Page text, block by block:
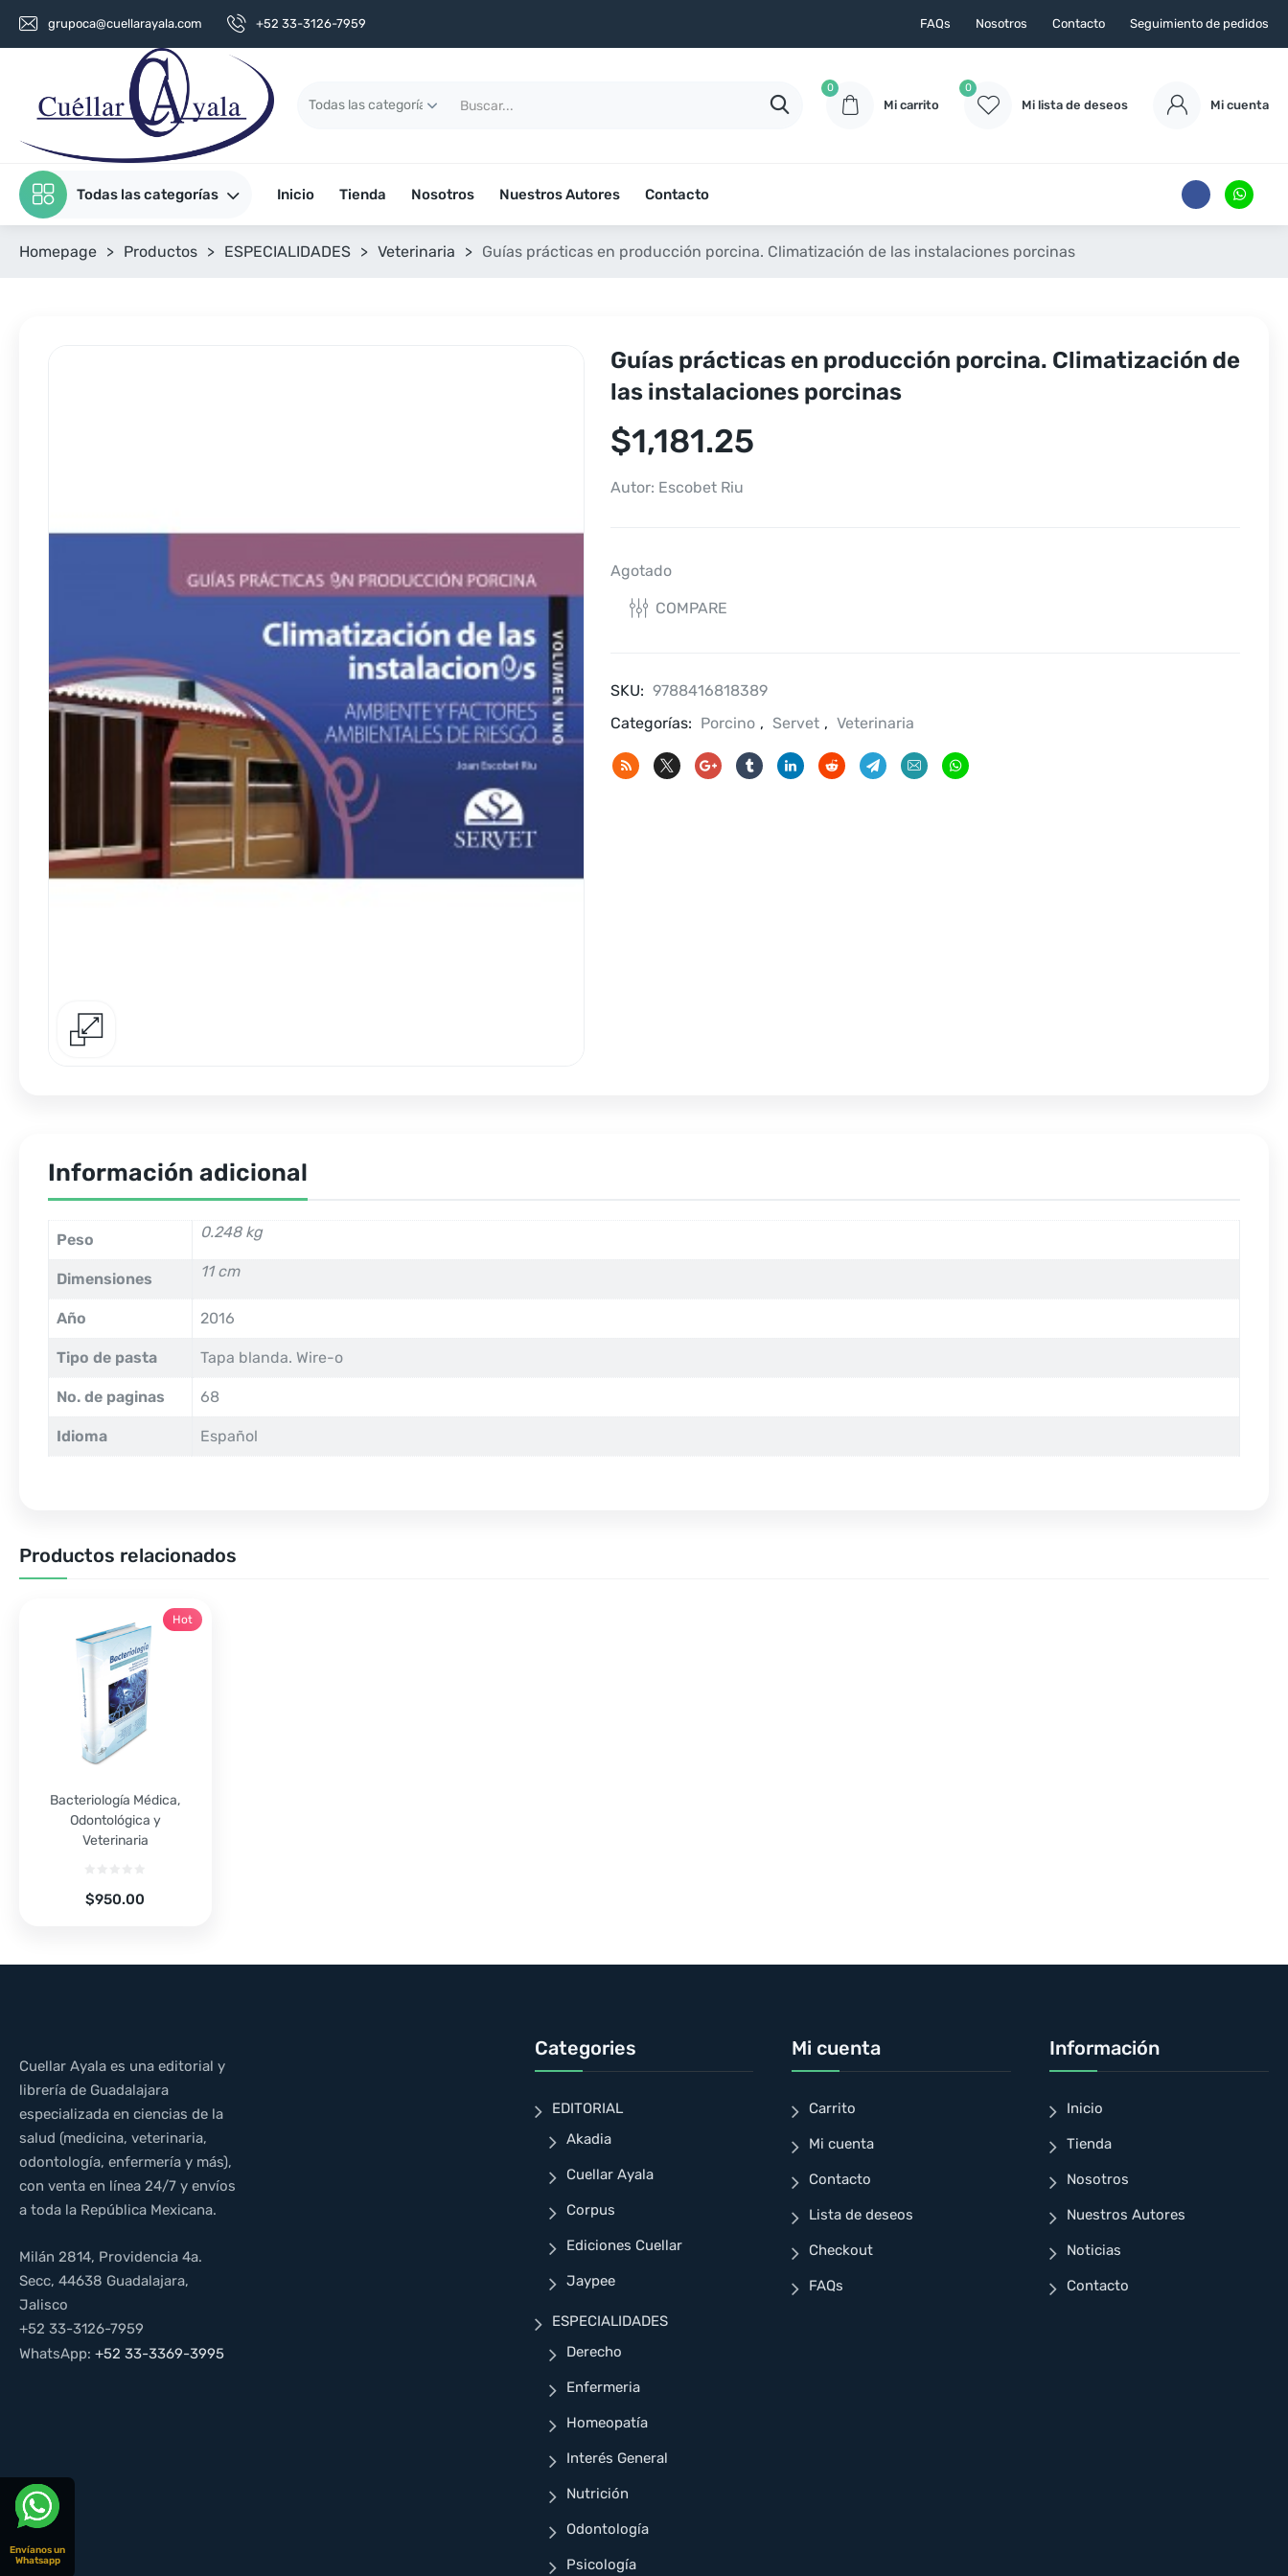
grupoca@cuellarayala.com +52 33-3126-7959 FAQs Nosotros Contacto Seguimiento de pedidos
0
Mi carrito
0
Mi lista de deseos Mi cuenta
Todas las categorías Inicio Tienda Nosotros Nuestros Autores Contacto
Homepage > Productos > ESPECIALIDADES > Veterinaria > Guías prácticas en producción porcina. Climatización de las instalaciones porcinas
Guías prácticas en producción porcina. Climatización de
las instalaciones porcinas
$1,181.25
Autor: Escobet Riu
Agotado
COMPARE
SKU: 9788416818389
Categorías: Porcino , Servet , Veterinaria
Información adicional
Peso 0.248 kg
Dimensiones 11 cm
Año 2016
Tipo de pasta Tapa blanda. Wire-o
No. de paginas 68
Idioma Español
Productos relacionados
Bacteriología Médica,
Odontológica y
Veterinaria
$950.00
Hot
Cuellar Ayala es una editorial y
librería de Guadalajara
especializada en ciencias de la
salud (medicina, veterinaria,
odontología, enfermería y más),
con venta en línea 24/7 y envíos
a toda la República Mexicana.
Milán 2814, Providencia 4a.
Secc, 44638 Guadalajara,
Jalisco
+52 33-3126-7959
WhatsApp: +52 33-3369-3995
Categories
EDITORIAL
Akadia
Cuellar Ayala
Corpus
Ediciones Cuellar
Jaypee
ESPECIALIDADES
Derecho
Enfermeria
Homeopatía
Interés General
Nutrición
Odontología
Psicología
Mi cuenta
Carrito
Mi cuenta
Contacto
Lista de deseos
Checkout
FAQs
Información
Inicio
Tienda
Nosotros
Nuestros Autores
Noticias
Contacto
Envíanos un
Whatsapp